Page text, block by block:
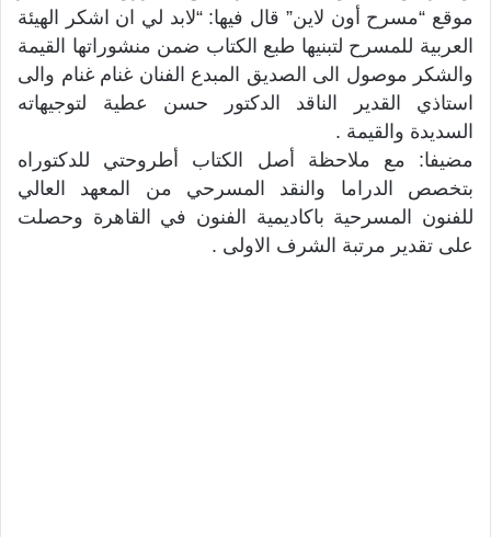
موقع “مسرح أون لاين” قال فيها: “لابد لي ان اشكر الهيئة
العربية للمسرح لتبنيها طبع الكتاب ضمن منشوراتها القيمة
والشكر موصول الى الصديق المبدع الفنان غنام غنام والى
استاذي القدير الناقد الدكتور حسن عطية لتوجيهاته
السديدة والقيمة .
مضيفا: مع ملاحظة أصل الكتاب أطروحتي للدكتوراه
بتخصص الدراما والنقد المسرحي من المعهد العالي
للفنون المسرحية باكاديمية الفنون في القاهرة وحصلت
على تقدير مرتبة الشرف الاولى .